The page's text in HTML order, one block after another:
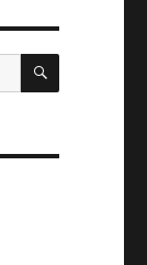
ZOEKEN